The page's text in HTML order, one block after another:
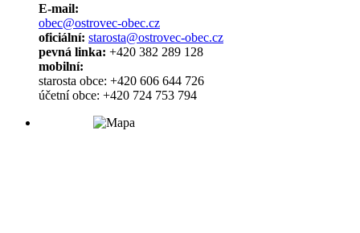
E-mail:
obec@ostrovec-obec.cz
oficiální: starosta@ostrovec-obec.cz
pevná linka: +420 382 289 128
mobilní:
starosta obce: +420 606 644 726
účetní obce: +420 724 753 794